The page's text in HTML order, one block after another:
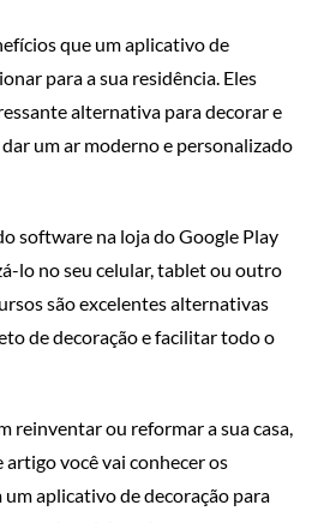
que um aplicativo de
para a sua residência. Eles
alternativa para decorar e
um ar moderno e personalizado
software na loja do Google Play
lo no seu celular, tablet ou outro
são excelentes alternativas
de decoração e facilitar todo o
reinventar ou reformar a sua casa,
você vai conhecer os
aplicativo de decoração para